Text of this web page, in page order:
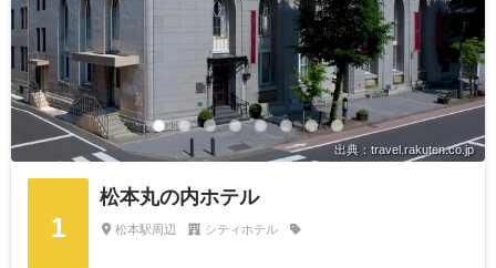
出典：travel.rakuten.co.jp
1
松本丸の内ホテル
松本駅周辺 シティホテル